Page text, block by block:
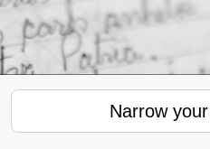
Narrow